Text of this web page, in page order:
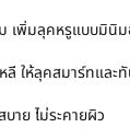
พิ่มลุคหรูแบบมินิม
ห้ลุคสมาร์ทและ
ย ไม่ระคายผิว